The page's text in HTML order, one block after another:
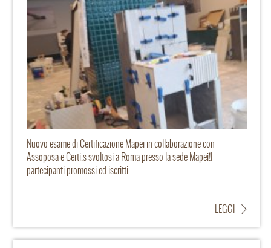
Nuovo esame di Certificazione Mapei in collaborazione con
Assoposa e Certi.s svoltosi a Roma presso la sede Mapei!I
partecipanti promossi ed iscritti ...
LEGGI